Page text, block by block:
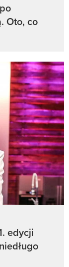
Oto, co
edycji